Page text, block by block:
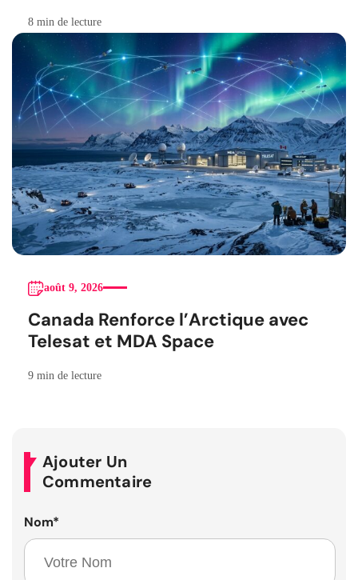
8 min de lecture
août 9, 2026
Canada Renforce l’Arctique avec
Telesat et MDA Space
9 min de lecture
Ajouter Un
Commentaire
Nom*